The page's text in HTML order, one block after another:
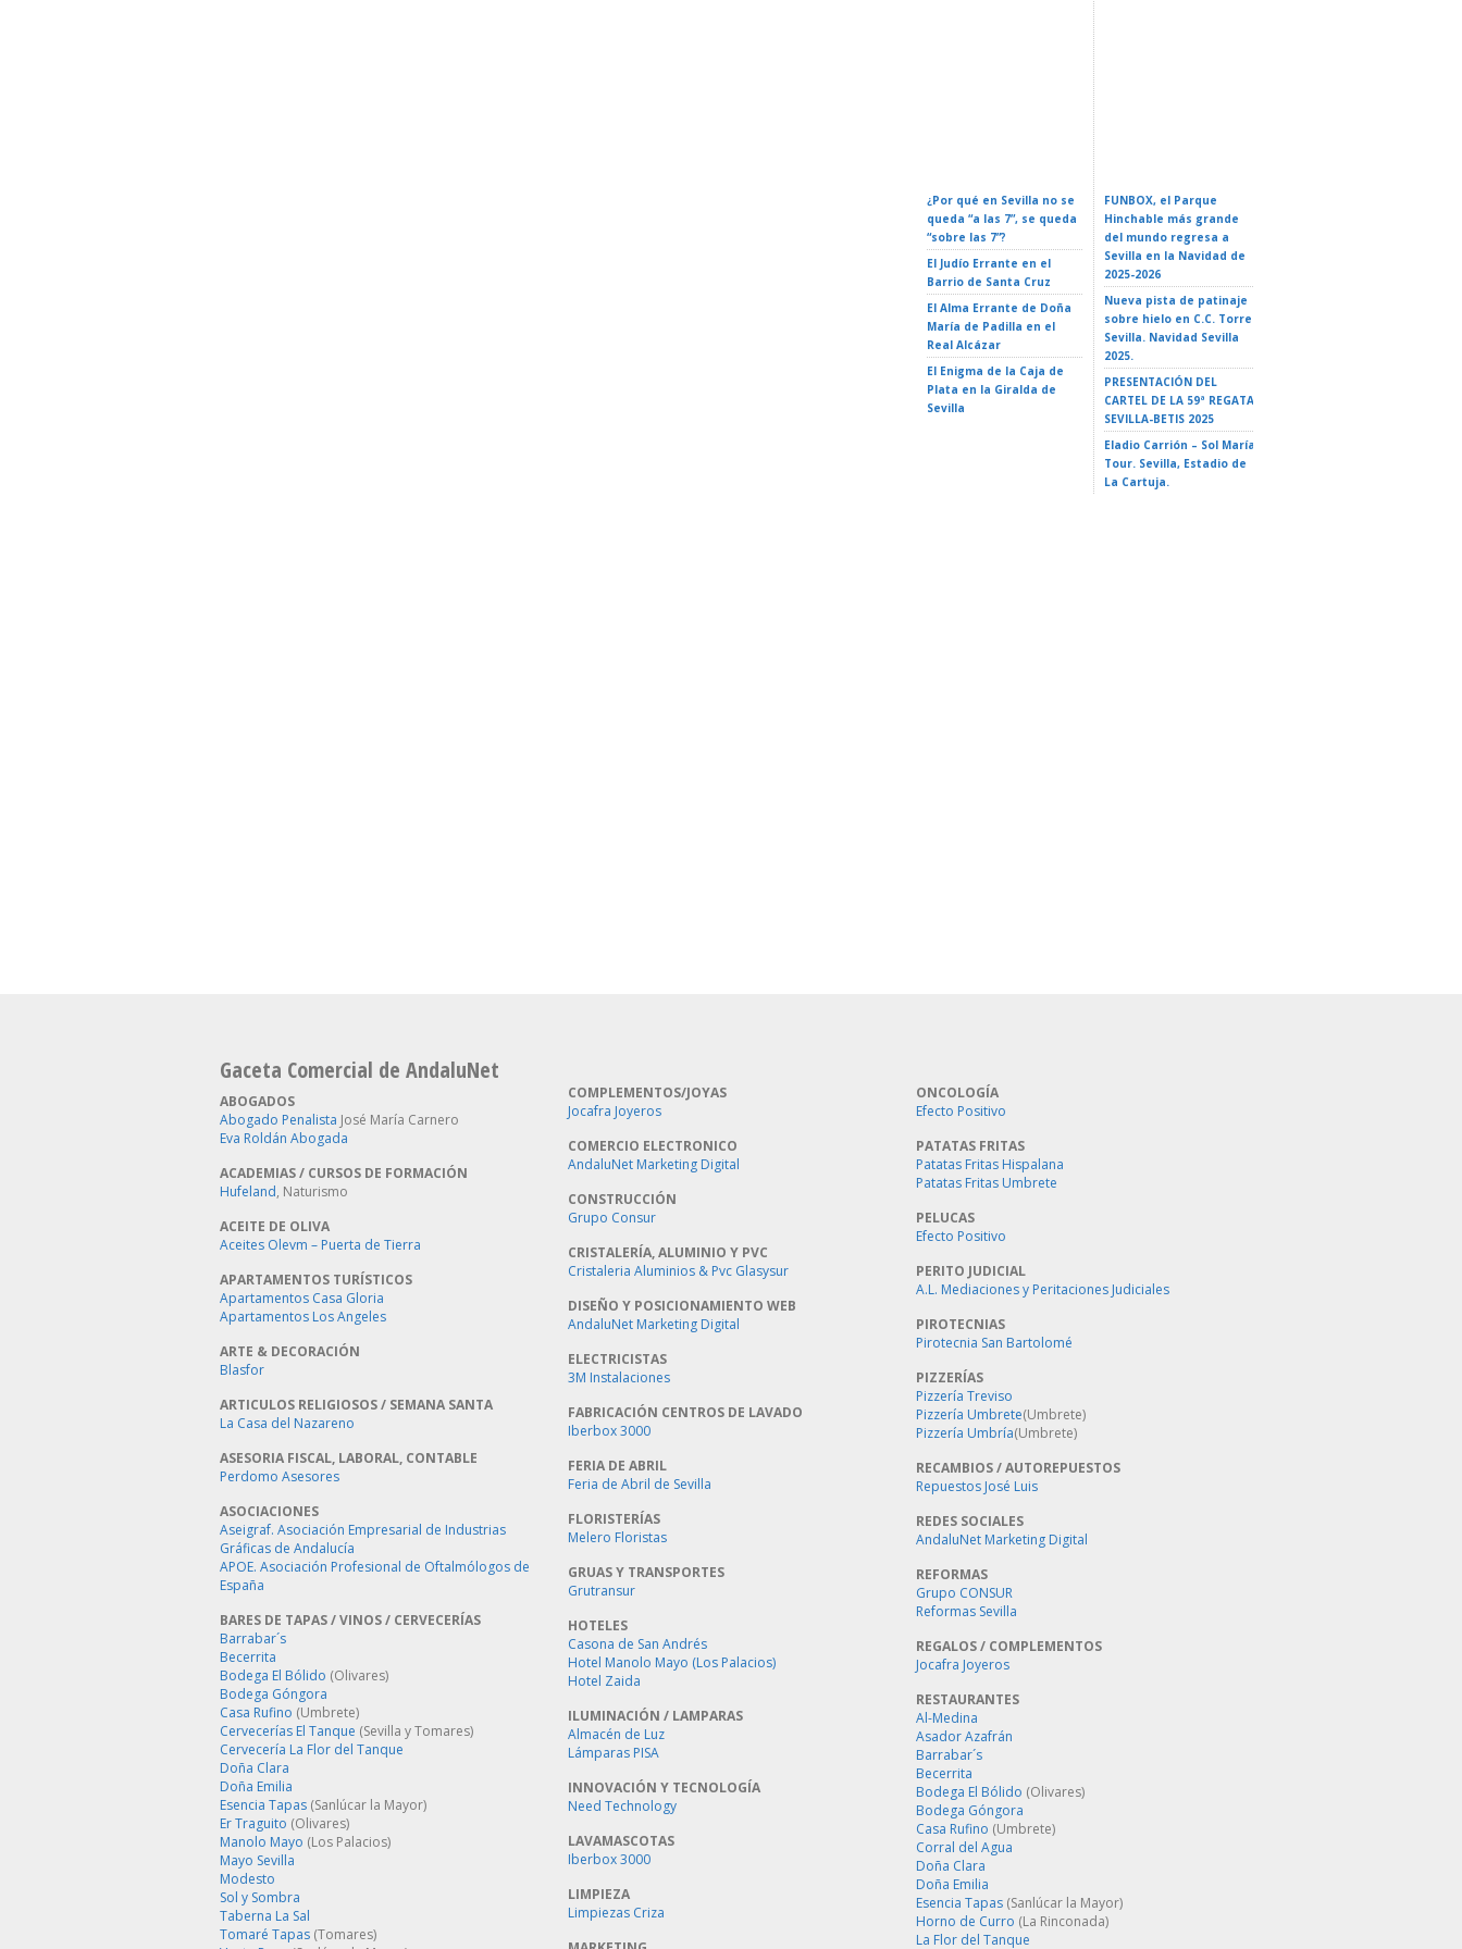
¿Por qué en Sevilla no se
queda “a las 7”, se queda
“sobre las 7”?
El Judío Errante en el
Barrio de Santa Cruz
El Alma Errante de Doña
María de Padilla en el
Real Alcázar
El Enigma de la Caja de
Plata en la Giralda de
Sevilla
FUNBOX, el Parque
Hinchable más grande
del mundo regresa a
Sevilla en la Navidad de
2025-2026
Nueva pista de patinaje
sobre hielo en C.C. Torre
Sevilla. Navidad Sevilla
2025.
PRESENTACIÓN DEL
CARTEL DE LA 59ª REGATA
SEVILLA-BETIS 2025
Eladio Carrión – Sol María
Tour. Sevilla, Estadio de
La Cartuja.
Gaceta Comercial de AndaluNet
ABOGADOS
Abogado Penalista José María Carnero
Eva Roldán Abogada
ACADEMIAS / CURSOS DE FORMACIÓN
Hufeland, Naturismo
ACEITE DE OLIVA
Aceites Olevm – Puerta de Tierra
APARTAMENTOS TURÍSTICOS
Apartamentos Casa Gloria
Apartamentos Los Angeles
ARTE & DECORACIÓN
Blasfor
ARTICULOS RELIGIOSOS / SEMANA SANTA
La Casa del Nazareno
ASESORIA FISCAL, LABORAL, CONTABLE
Perdomo Asesores
ASOCIACIONES
Aseigraf. Asociación Empresarial de Industrias
Gráficas de Andalucía
APOE. Asociación Profesional de Oftalmólogos de
España
BARES DE TAPAS / VINOS / CERVECERÍAS
Barrabar´s
Becerrita
Bodega El Bólido (Olivares)
Bodega Góngora
Casa Rufino (Umbrete)
Cervecerías El Tanque (Sevilla y Tomares)
Cervecería La Flor del Tanque
Doña Clara
Doña Emilia
Esencia Tapas (Sanlúcar la Mayor)
Er Traguito (Olivares)
Manolo Mayo (Los Palacios)
Mayo Sevilla
Modesto
Sol y Sombra
Taberna La Sal
Tomaré Tapas (Tomares)
COMPLEMENTOS/JOYAS
Jocafra Joyeros
COMERCIO ELECTRONICO
AndaluNet Marketing Digital
CONSTRUCCIÓN
Grupo Consur
CRISTALERÍA, ALUMINIO Y PVC
Cristaleria Aluminios & Pvc Glasysur
DISEÑO Y POSICIONAMIENTO WEB
AndaluNet Marketing Digital
ELECTRICISTAS
3M Instalaciones
FABRICACIÓN CENTROS DE LAVADO
Iberbox 3000
FERIA DE ABRIL
Feria de Abril de Sevilla
FLORISTERÍAS
Melero Floristas
GRUAS Y TRANSPORTES
Grutransur
HOTELES
Casona de San Andrés
Hotel Manolo Mayo (Los Palacios)
Hotel Zaida
ILUMINACIÓN / LAMPARAS
Almacén de Luz
Lámparas PISA
INNOVACIÓN Y TECNOLOGÍA
Need Technology
LAVAMASCOTAS
Iberbox 3000
LIMPIEZA
Limpiezas Criza
ONCOLOGÍA
Efecto Positivo
PATATAS FRITAS
Patatas Fritas Hispalana
Patatas Fritas Umbrete
PELUCAS
Efecto Positivo
PERITO JUDICIAL
A.L. Mediaciones y Peritaciones Judiciales
PIROTECNIAS
Pirotecnia San Bartolomé
PIZZERÍAS
Pizzería Treviso
Pizzería Umbrete(Umbrete)
Pizzería Umbría(Umbrete)
RECAMBIOS / AUTOREPUESTOS
Repuestos José Luis
REDES SOCIALES
AndaluNet Marketing Digital
REFORMAS
Grupo CONSUR
Reformas Sevilla
REGALOS / COMPLEMENTOS
Jocafra Joyeros
RESTAURANTES
Al-Medina
Asador Azafrán
Barrabar´s
Becerrita
Bodega El Bólido (Olivares)
Bodega Góngora
Casa Rufino (Umbrete)
Corral del Agua
Doña Clara
Doña Emilia
Esencia Tapas (Sanlúcar la Mayor)
Horno de Curro (La Rinconada)
La Flor del Tanque